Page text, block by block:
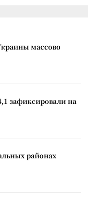
массово
зафиксировали на
районах